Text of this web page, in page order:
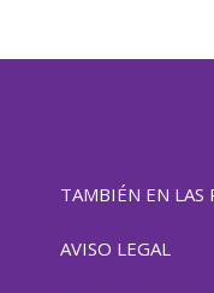
TAMBIÉN EN LAS
AVISO LEGAL